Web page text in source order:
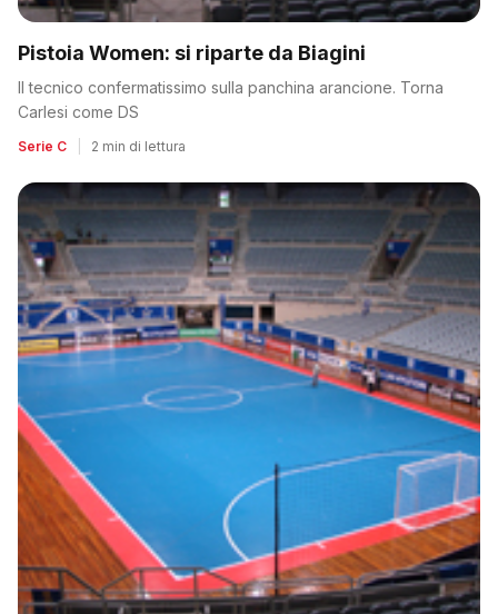
Pistoia Women: si riparte da Biagini
Il tecnico confermatissimo sulla panchina arancione. Torna
Carlesi come DS
Serie C 2 min di lettura